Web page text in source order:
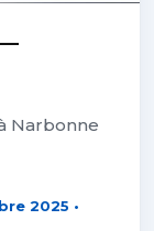
Narbonne
2025 •